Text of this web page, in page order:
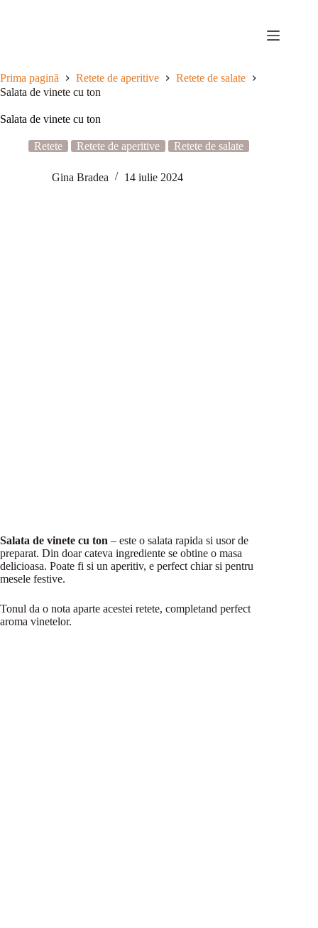
Prima pagină Retete de aperitive
Retete de salate
Salata de vinete cu ton
Salata de vinete cu ton
Retete Retete de aperitive Retete de salate
Gina Bradea 14 iulie 2024
Salata de vinete cu ton – este o salata rapida si usor de
preparat. Din doar cateva ingrediente se obtine o masa
delicioasa. Poate fi si un aperitiv, e perfect chiar si pentru
mesele festive.
Tonul da o nota aparte acestei retete, completand perfect
aroma vinetelor.